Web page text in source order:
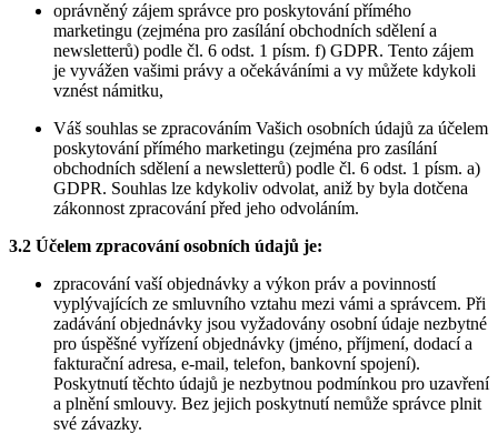
oprávněný zájem správce pro poskytování přímého
marketingu (zejména pro zasílání obchodních sdělení a
newsletterů) podle čl. 6 odst. 1 písm. f) GDPR. Tento zájem
je vyvážen vašimi právy a očekáváními a vy můžete kdykoli
vznést námitku,
Váš souhlas se zpracováním Vašich osobních údajů za účelem
poskytování přímého marketingu (zejména pro zasílání
obchodních sdělení a newsletterů) podle čl. 6 odst. 1 písm. a)
GDPR. Souhlas lze kdykoliv odvolat, aniž by byla dotčena
zákonnost zpracování před jeho odvoláním.
3.2 Účelem zpracování osobních údajů je:
zpracování vaší objednávky a výkon práv a povinností
vyplývajících ze smluvního vztahu mezi vámi a správcem. Při
zadávání objednávky jsou vyžadovány osobní údaje nezbytné
pro úspěšné vyřízení objednávky (jméno, příjmení, dodací a
fakturační adresa, e-mail, telefon, bankovní spojení).
Poskytnutí těchto údajů je nezbytnou podmínkou pro uzavření
a plnění smlouvy. Bez jejich poskytnutí nemůže správce plnit
své závazky.